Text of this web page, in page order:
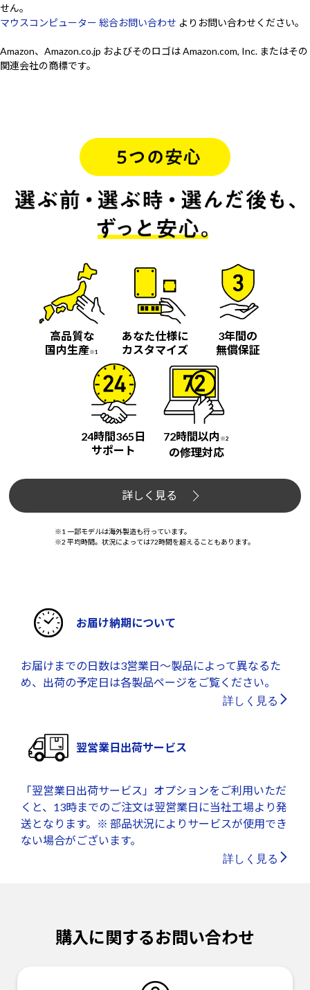
せん。
マウスコンピューター 総合お問い合わせ よりお問い合わせください。
Amazon、Amazon.co.jp およびそのロゴは Amazon.com, Inc. またはその
関連会社の商標です。
高品質な
国内生産※1
あなた仕様に
カスタマイズ
3年間の
無償保証
24時間365日
サポート
72時間以内 ※2
の修理対応
詳しく見る
※1 一部モデルは海外製造も行っています。
※2 平均時間。状況によっては72時間を超えることもあります。
お届け納期について
お届けまでの日数は3営業日～製品によって異なるた
め、出荷の予定日は各製品ページをご覧ください。
詳しく見る
翌営業日出荷サービス
「翌営業日出荷サービス」オプションをご利用いただ
くと、13時までのご注文は翌営業日に当社工場より発
送となります。※ 部品状況によりサービスが使用でき
ない場合がございます。
詳しく見る
購入に関するお問い合わせ